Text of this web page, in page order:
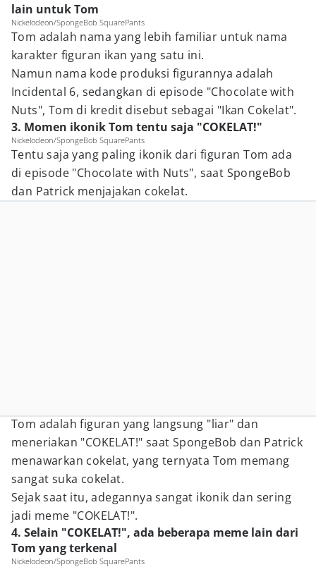
lain untuk Tom
Nickelodeon/SpongeBob SquarePants
Tom adalah nama yang lebih familiar untuk nama
karakter figuran ikan yang satu ini.
Namun nama kode produksi figurannya adalah
Incidental 6, sedangkan di episode "Chocolate with
Nuts", Tom di kredit disebut sebagai "Ikan Cokelat".
3. Momen ikonik Tom tentu saja "COKELAT!"
Nickelodeon/SpongeBob SquarePants
Tentu saja yang paling ikonik dari figuran Tom ada
di episode "Chocolate with Nuts", saat SpongeBob
dan Patrick menjajakan cokelat.
Tom adalah figuran yang langsung "liar" dan
meneriakan "COKELAT!" saat SpongeBob dan Patrick
menawarkan cokelat, yang ternyata Tom memang
sangat suka cokelat.
Sejak saat itu, adegannya sangat ikonik dan sering
jadi meme "COKELAT!".
4. Selain "COKELAT!", ada beberapa meme lain dari
Tom yang terkenal
Nickelodeon/SpongeBob SquarePants